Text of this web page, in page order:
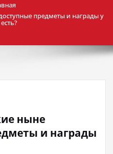
предметы и награды у
ныне
и награды